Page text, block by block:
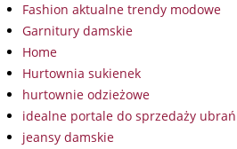
Fashion aktualne trendy modowe
Garnitury damskie
Home
Hurtownia sukienek
hurtownie odzieżowe
idealne portale do sprzedaży ubrań
jeansy damskie